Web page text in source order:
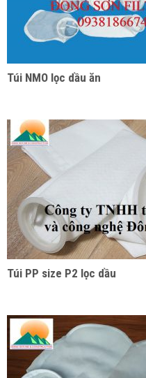
Túi NMO lọc dầu ăn
Túi PP size P2 lọc dầu